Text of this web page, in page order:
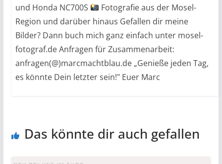
und Honda NC700S
Fotografie aus der Mosel-
Region und darüber hinaus Gefallen dir meine
Bilder? Dann buch mich ganz einfach unter mosel-
fotograf.de Anfragen für Zusammenarbeit:
anfragen(@)marcmachtblau.de „Genieße jeden Tag,
es könnte Dein letzter sein!" Euer Marc
Das könnte dir auch gefallen